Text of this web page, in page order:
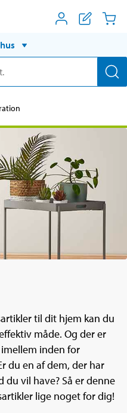
til dit hjem kan du
måde. Og der er
inden for
du en af dem, der har
vil have? Så er denne
lige noget for dig!